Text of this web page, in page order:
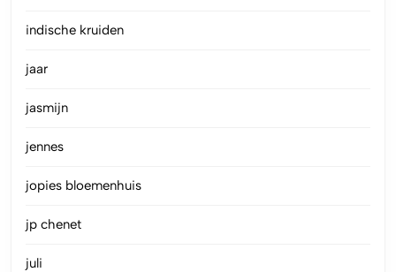
indische kruiden
jaar
jasmijn
jennes
jopies bloemenhuis
jp chenet
juli